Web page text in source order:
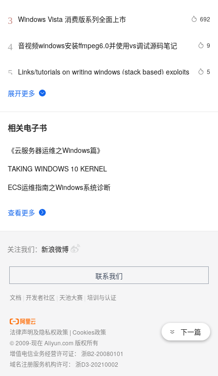
3 Windows Vista 消费版系列全面上市 692
4 音视频windows安装ffmpeg6.0并使用vs调试源码笔记 9
5 Links/tutorials on writing windows (stack based) exploits 5
6
windows解决SpringBoot启动时：APPLICATION
7 腾讯START云游戏开启不限量测试，支持MacOS和
8 《101 Windows Phone 7 Apps》读书笔记-
FlipView
相关电子书
查看更多
《云服务器运维之Windows篇》
TAKING WINDOWS 10 KERNEL
ECS运维指南之Windows系统诊断
下一篇
关注我们： 新浪微博
联系我们
文档 | 开发者社区 | 天池大赛 | 培训与认证
法律声明及隐私权政策 | Cookies政策
© 2009-现在 Aliyun.com 版权所有
增值电信业务经营许可证： 浙B2-20080101
域名注册服务机构许可： 浙D3-20210002